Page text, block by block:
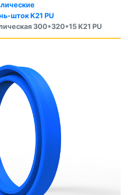
шток K21 PU
300*320*15 K21 PU